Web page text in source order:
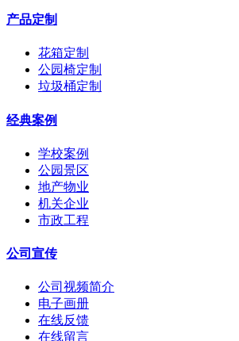
产品定制
花箱定制
公园椅定制
垃圾桶定制
经典案例
学校案例
公园景区
地产物业
机关企业
市政工程
公司宣传
公司视频简介
电子画册
在线反馈
在线留言